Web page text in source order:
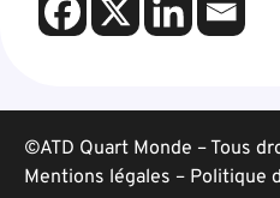
©ATD Quart Monde – Tous
Mentions légales – Politique